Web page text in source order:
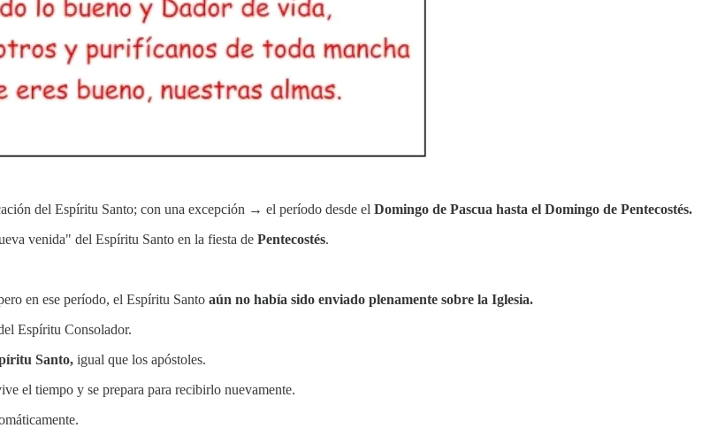
del Espíritu Santo; con una excepción → el período desde el Domingo de Pascua hasta el Domingo de Pentecostés.
venida" del Espíritu Santo en la fiesta de Pentecostés.
en ese período, el Espíritu Santo aún no había sido enviado plenamente sobre la Iglesia.
Espíritu Consolador.
Santo, igual que los apóstoles.
el tiempo y se prepara para recibirlo nuevamente.